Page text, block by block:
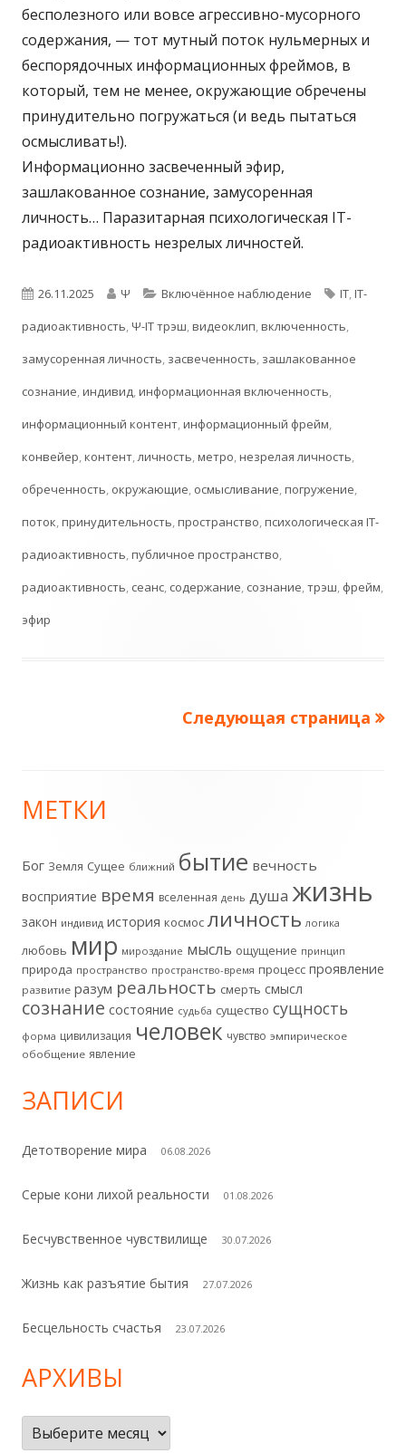
бесполезного или вовсе агрессивно-мусорного
содержания, — тот мутный поток нульмерных и
беспорядочных информационных фреймов, в
который, тем не менее, окружающие обречены
принудительно погружаться (и ведь пытаться
осмысливать!).
Информационно засвеченный эфир,
зашлакованное сознание, замусоренная
личность… Паразитарная психологическая IT-
радиоактивность незрелых личностей.
Опубликовано
26.11.2025 Автор
Ψ Рубрики
Включённое наблюдение Метки
IT,IT-
радиоактивность,Ψ-IT трэш,видеоклип,включенность,
замусоренная личность, засвеченность, зашлакованное
сознание,индивид,информационная включенность,
информационный контент,информационный фрейм,
конвейер,контент,личность,метро,незрелая личность,
обреченность, окружающие, осмысливание,погружение,
поток,принудительность,пространство,психологическая IT-
радиоактивность,публичное пространство,
радиоактивность, сеанс, содержание, сознание,трэш, фрейм,
эфир
Следующая страница
Главная
колонка
МЕТКИ
Бог Земля Сущее ближний бытие вечность
восприятие время вселенная день душа жизнь
закон индивид история космос личность логика
любовь мир мироздание мысль ощущение принцип
природа пространство пространство-время процесс проявление
развитие разум реальность смерть смысл
сознание состояние судьба существо сущность
форма цивилизация человек чувство эмпирическое
обобщение явление
ЗАПИСИ
Детотворение мира 06.08.2026
Серые кони лихой реальности 01.08.2026
Бесчувственное чувствилище 30.07.2026
Жизнь как разъятие бытия 27.07.2026
Бесцельность счастья 23.07.2026
АРХИВЫ
Архивы